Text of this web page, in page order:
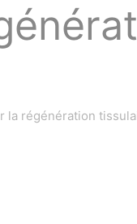
la régénération